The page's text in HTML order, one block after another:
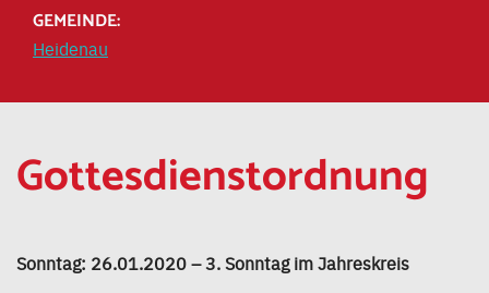
GEMEINDE:
Heidenau
Gottesdienstordnung
Sonntag: 26.01.2020 – 3. Sonntag im Jahreskreis